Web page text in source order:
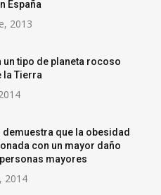
España
2013
un tipo de planeta rocoso
la Tierra
demuestra que la obesidad
con un mayor daño
mayores
2014